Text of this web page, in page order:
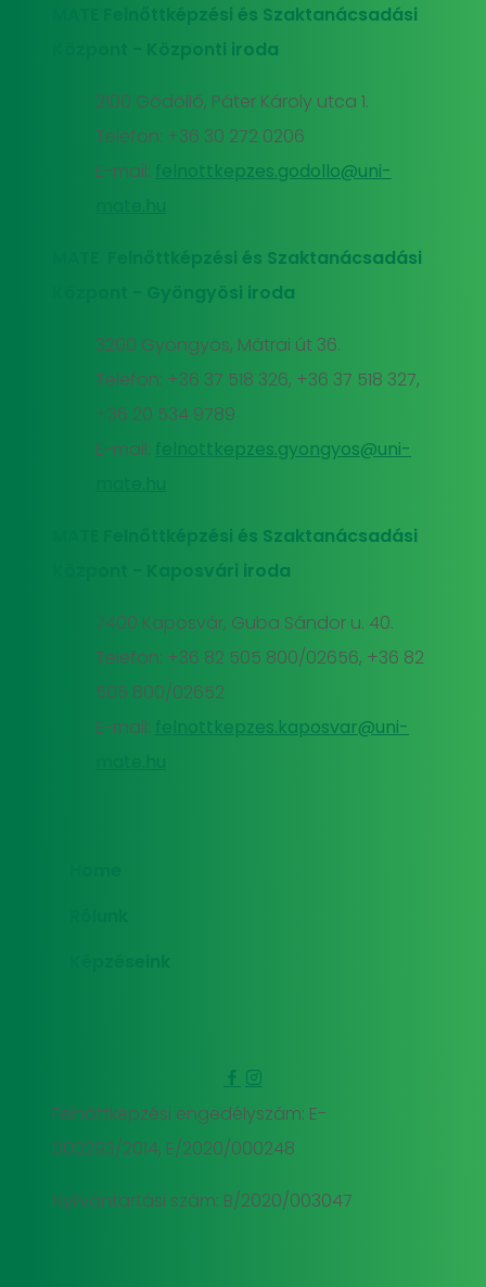
MATE Felnőttképzési és Szaktanácsadási
Központ - Központi iroda
2100 Gödöllő, Páter Károly utca 1.
Telefon: +36 30 272 0206
E-mail:
felnottkepzes.godollo@uni-
MATE Felnőttképzési és Szaktanácsadási
Központ - Gyöngyösi iroda
3200 Gyöngyös, Mátrai út 36.
Telefon: +36 37 518 326, +36 37 518 327,
+36 20 534 9789
E-mail:
felnottkepzes.gyongyos@uni-
MATE Felnőttképzési és Szaktanácsadási
Központ - Kaposvári iroda
7400 Kaposvár, Guba Sándor u. 40.
Telefon: +36 82 505 800/02656, +36 82
505 800/02652
E-mail:
felnottkepzes.kaposvar@uni-
Felnőttképzési engedélyszám: E-
000293/2014, E/2020/000248
Nyilvántartási szám: B/2020/003047